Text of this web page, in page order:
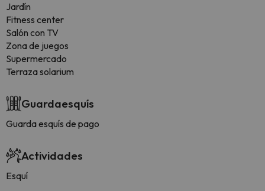
Jardín
Fitness center
Salón con TV
Zona de juegos
Supermercado
Terraza solarium
Guardaesquís
Guarda esquís de pago
Actividades
Esquí